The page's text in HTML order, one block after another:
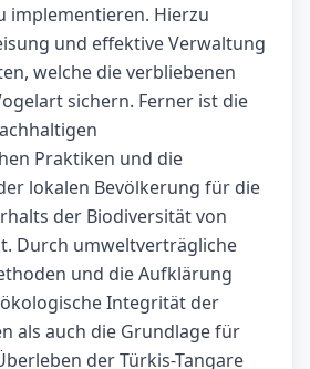
implementieren. Hierzu
und effektive Verwaltung
welche die verbliebenen
sichern. Ferner ist die
Praktiken und die
lokalen Bevölkerung für die
der Biodiversität von
Durch umweltverträgliche
und die Aufklärung
Integrität der
als auch die Grundlage für
der Türkis-Tangare